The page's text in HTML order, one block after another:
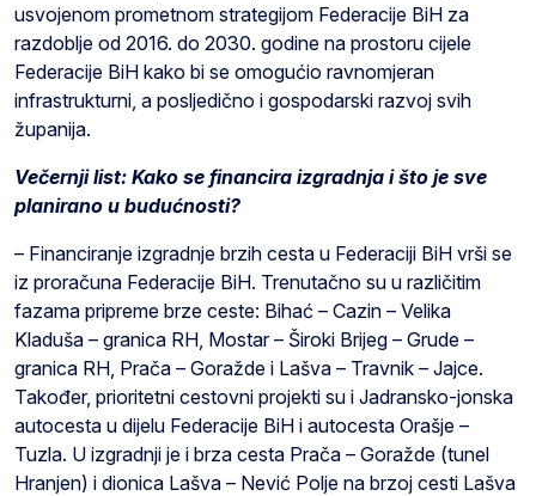
usvojenom prometnom strategijom Federacije BiH za
razdoblje od 2016. do 2030. godine na prostoru cijele
Federacije BiH kako bi se omogućio ravnomjeran
infrastrukturni, a posljedično i gospodarski razvoj svih
županija.
Večernji list: Kako se financira izgradnja i što je sve
planirano u budućnosti?
– Financiranje izgradnje brzih cesta u Federaciji BiH vrši se
iz proračuna Federacije BiH. Trenutačno su u različitim
fazama pripreme brze ceste: Bihać – Cazin – Velika
Kladuša – granica RH, Mostar – Široki Brijeg – Grude –
granica RH, Prača – Goražde i Lašva – Travnik – Jajce.
Također, prioritetni cestovni projekti su i Jadransko-jonska
autocesta u dijelu Federacije BiH i autocesta Orašje –
Tuzla. U izgradnji je i brza cesta Prača – Goražde (tunel
Hranjen) i dionica Lašva – Nević Polje na brzoj cesti Lašva